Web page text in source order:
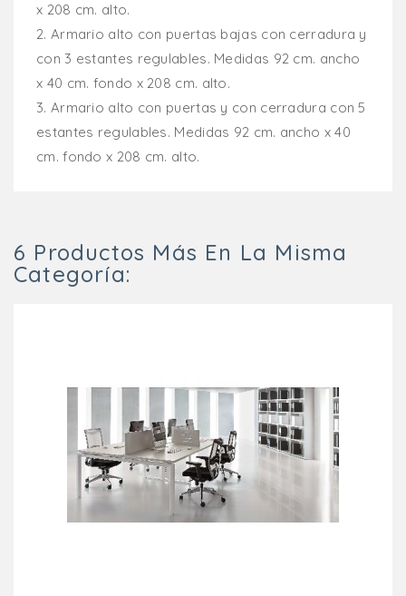
x 208 cm. alto.
2. Armario alto con puertas bajas con cerradura y
con 3 estantes regulables. Medidas 92 cm. ancho
x 40 cm. fondo x 208 cm. alto.
3. Armario alto con puertas y con cerradura con 5
estantes regulables. Medidas 92 cm. ancho x 40
cm. fondo x 208 cm. alto.
6 Productos Más En La Misma
Categoría: